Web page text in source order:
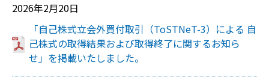
2026年2月20日
「自己株式立会外買付取引（ToSTNeT-3）による 自
己株式の取得結果および取得終了に関するお知ら
せ」を掲載いたしました。